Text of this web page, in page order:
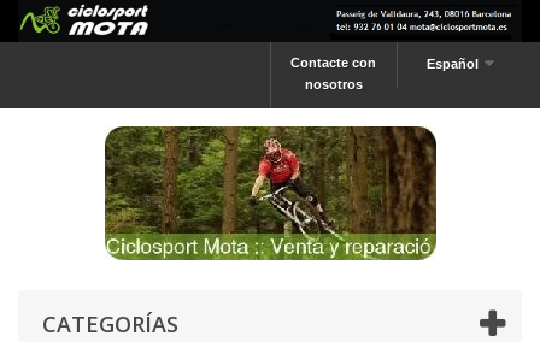
Español
Contacte con
nosotros
CATEGORÍAS